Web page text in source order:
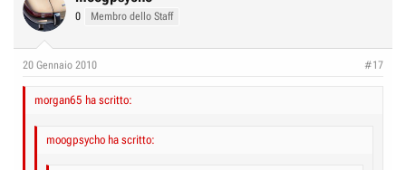
0 Membro dello Staff
20 Gennaio 2010 #17
morgan65 ha scritto:
moogpsycho ha scritto: